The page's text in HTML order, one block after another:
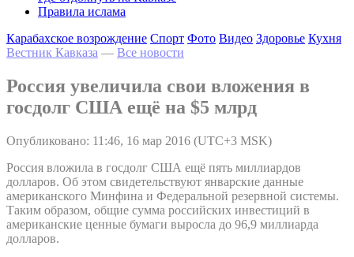
Правила ислама
Карабахское возрождение Спорт Фото Видео Здоровье Кухня
Вестник Кавказа — Все новости
Россия увеличила свои вложения в
госдолг США ещё на $5 млрд
Опубликовано: 11:46, 16 мар 2016 (UTC+3 MSK)
Россия вложила в госдолг США ещё пять миллиардов
долларов. Об этом свидетельствуют январские данные
американского Минфина и Федеральной резервной системы.
Таким образом, общие сумма российских инвестиций в
американские ценные бумаги выросла до 96,9 миллиарда
долларов.